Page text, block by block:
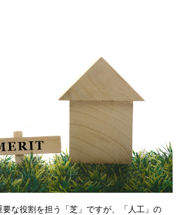
な役割を担う「芝」ですが、「人工」の